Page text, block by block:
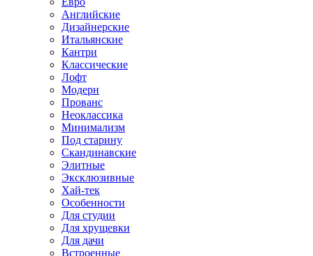
Английские
Дизайнерские
Итальянские
Кантри
Классические
Лофт
Модерн
Прованс
Неоклассика
Минимализм
Под старину
Скандинавские
Элитные
Эксклюзивные
Хай-тек
Особенности
Для студии
Для хрущевки
Для дачи
Встроенные